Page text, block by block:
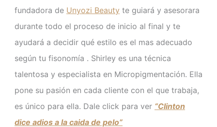
fundadora de Unyozi Beauty te guiará y asesorara
durante todo el proceso de inicio al final y te
ayudará a decidir qué estilo es el mas adecuado
según tu fisonomía . Shirley es una técnica
talentosa y especialista en Micropigmentación. Ella
pone su pasión en cada cliente con el que trabaja,
es único para ella. Dale click para ver “Clinton
dice adios a la caida de pelo”